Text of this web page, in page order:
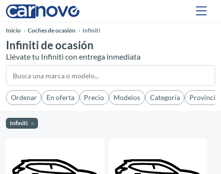
Inicio Coches de ocasión Infiniti
Infiniti de ocasión
Llévate tu Infiniti con entrega inmediata
Ordenar En oferta Precio Modelos Categoría Provincia
Infiniti